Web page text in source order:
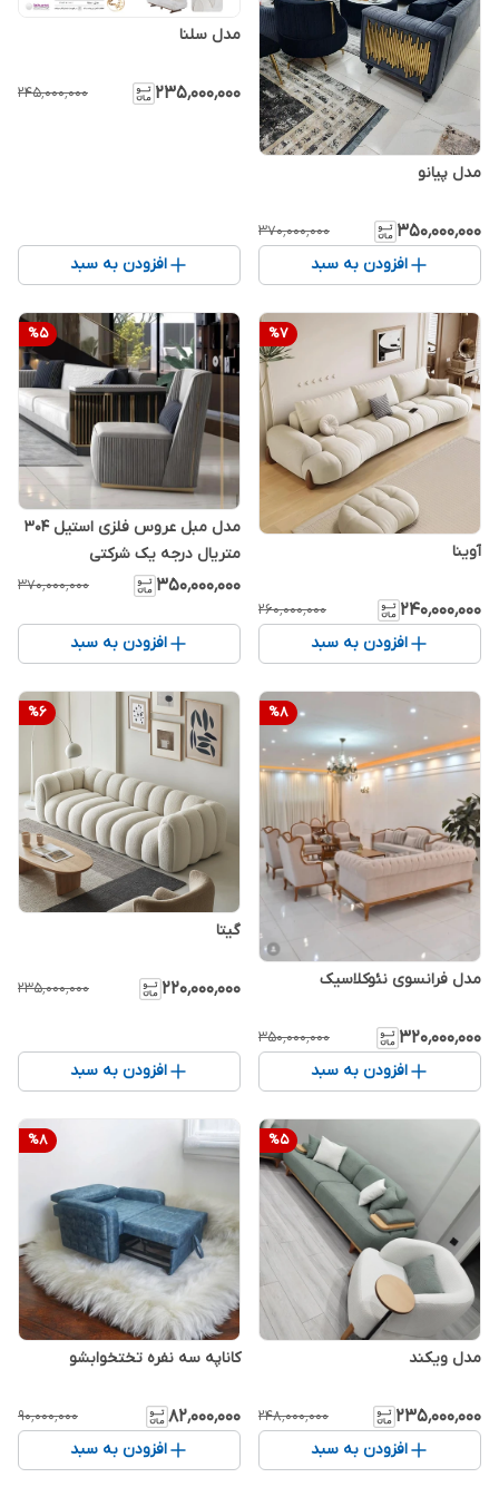
مدل پیانو
۳۵۰٬۰۰۰٬۰۰۰ ۳۷۰٬۰۰۰٬۰۰۰
افزودن به سبد
مدل سلنا
۲۳۵٬۰۰۰٬۰۰۰ ۲۴۵٬۰۰۰٬۰۰۰
افزودن به سبد
%7
آوینا
۲۴۰٬۰۰۰٬۰۰۰ ۲۶۰٬۰۰۰٬۰۰۰
افزودن به سبد
%5
مدل مبل عروس فلزی استیل ۳۰۴
متریال درجه یک شرکتی
۳۵۰٬۰۰۰٬۰۰۰ ۳۷۰٬۰۰۰٬۰۰۰
افزودن به سبد
%8
مدل فرانسوی نئوکلاسیک
۳۲۰٬۰۰۰٬۰۰۰ ۳۵۰٬۰۰۰٬۰۰۰
افزودن به سبد
%6
گیتا
۲۲۰٬۰۰۰٬۰۰۰ ۲۳۵٬۰۰۰٬۰۰۰
افزودن به سبد
%5
مدل ویکند
۲۳۵٬۰۰۰٬۰۰۰ ۲۴۸٬۰۰۰٬۰۰۰
افزودن به سبد
%8
کاناپه سه نفره تختخوابشو
۸۲٬۰۰۰٬۰۰۰ ۹۰٬۰۰۰٬۰۰۰
افزودن به سبد